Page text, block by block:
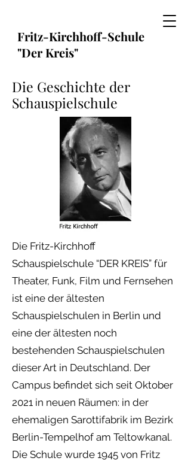
Fritz-Kirchhoff-Schule
"Der Kreis"
Die Geschichte der
Schauspielschule
Die Fritz-Kirchhoff
Schauspielschule “DER KREIS” für
Theater, Funk, Film und Fernsehen
ist eine der ältesten
Schauspielschulen in Berlin und
eine der ältesten noch
bestehenden Schauspielschulen
dieser Art in Deutschland. Der
Campus befindet sich seit Oktober
2021 in neuen Räumen: in der
ehemaligen Sarottifabrik im Bezirk
Berlin-Tempelhof am Teltowkanal.
Die Schule wurde 1945 von Fritz